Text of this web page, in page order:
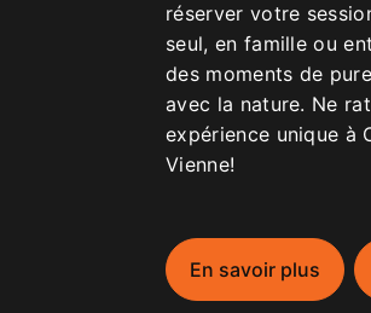
réserver votre
seul, en famille ou
des moments de
avec la nature. Ne
expérience unique à
Vienne!
En savoir plus